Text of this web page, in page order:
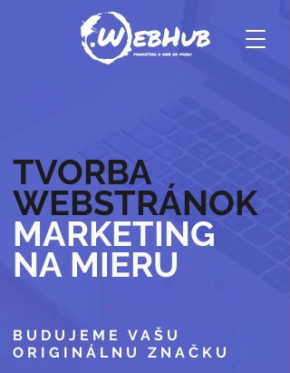
TVORBA
WEBSTRÁNOK
MARKETING
NA MIERU
BUDUJEME VAŠU
ORIGINÁLNU ZNAČKU